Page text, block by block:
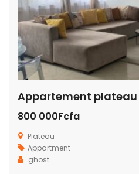
Appartement plateau
800 000Fcfa
Plateau
Appartment
ghost